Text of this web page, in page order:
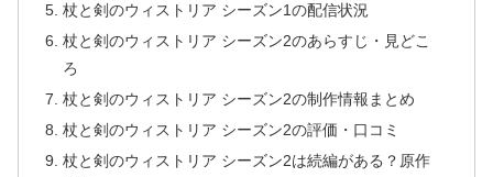
杖と剣のウィストリア シーズン1の配信状況
杖と剣のウィストリア シーズン2のあらすじ・見どこ
ろ
杖と剣のウィストリア シーズン2の制作情報まとめ
杖と剣のウィストリア シーズン2の評価・口コミ
杖と剣のウィストリア シーズン2は続編がある？原作